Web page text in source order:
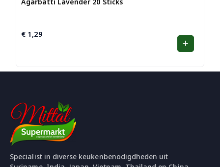
Agarbatti Lavender 20 Sticks
€ 1,29
Specialist in diverse keukenbenodigdheden uit